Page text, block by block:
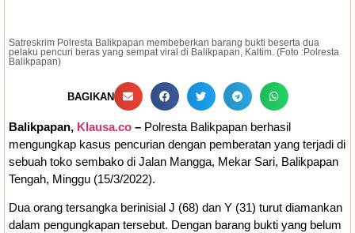
Satreskrim Polresta Balikpapan membeberkan barang bukti beserta dua
pelaku pencuri beras yang sempat viral di Balikpapan, Kaltim. (Foto :Polresta
Balikpapan)
BAGIKAN
Balikpapan, Klausa.co – Polresta Balikpapan berhasil
mengungkap kasus pencurian dengan pemberatan yang terjadi di
sebuah toko sembako di Jalan Mangga, Mekar Sari, Balikpapan
Tengah, Minggu (15/3/2022).
Dua orang tersangka berinisial J (68) dan Y (31) turut diamankan
dalam pengungkapan tersebut. Dengan barang bukti yang belum